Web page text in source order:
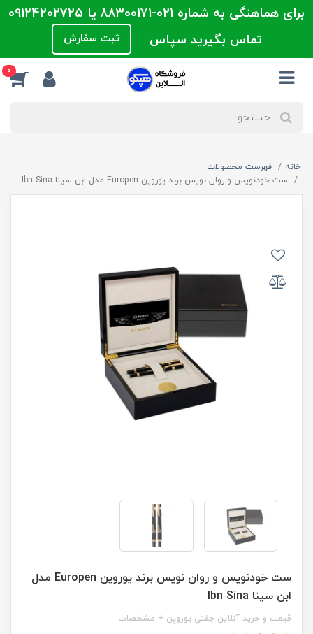
برای هماهنگی به شماره 021-88300171 یا 09124202725
تماس بگیرید سپاس
ثبت سفارش
0
خانه
فهرست محصولات
ست خودنویس و روان نویس برند یوروپن Europen مدل ابن سینا Ibn Sina
ست خودنویس و روان نویس برند یوروپن Europen مدل
ابن سینا Ibn Sina
قیمت و خرید آنلاین جفتی یوروپن + مشخصات